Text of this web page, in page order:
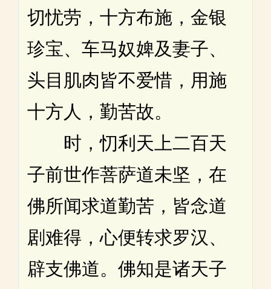
切忧劳，十方布施，金银
珍宝、车马奴婢及妻子、
头目肌肉皆不爱惜，用施
十方人，勤苦故。
时，忉利天上二百天
子前世作菩萨道未坚，在
佛所闻求道勤苦，皆念道
剧难得，心便转求罗汉、
辟支佛道。佛知是诸天子